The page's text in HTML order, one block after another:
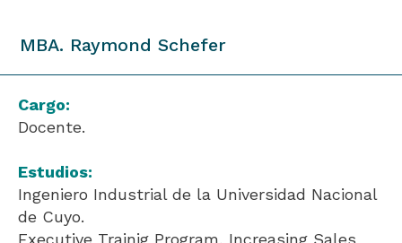
MBA. Raymond Schefer
Cargo:
Docente.
Estudios:
Ingeniero Industrial de la Universidad Nacional
de Cuyo.
Executive Trainig Program, Increasing Sales